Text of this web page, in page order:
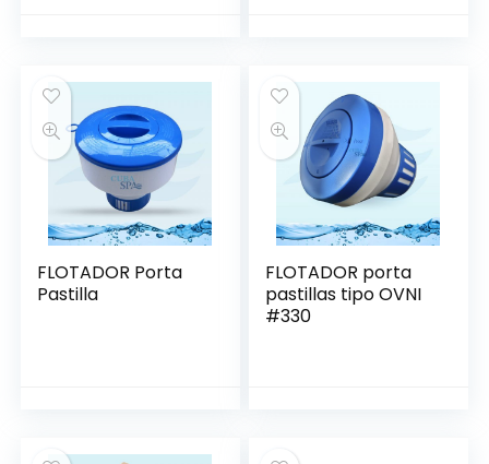
FLOTADOR Porta
Pastilla
FLOTADOR porta
pastillas tipo OVNI
#330